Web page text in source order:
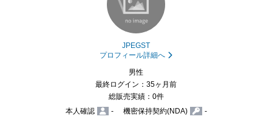
JPEGST
プロフィール詳細へ
男性
最終ログイン：35ヶ月前
総販売実績：0件
本人確認
- 機密保持契約(NDA) -